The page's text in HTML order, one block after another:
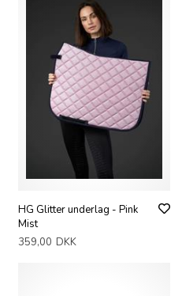
HG Glitter underlag - Pink
Mist
359,00 DKK